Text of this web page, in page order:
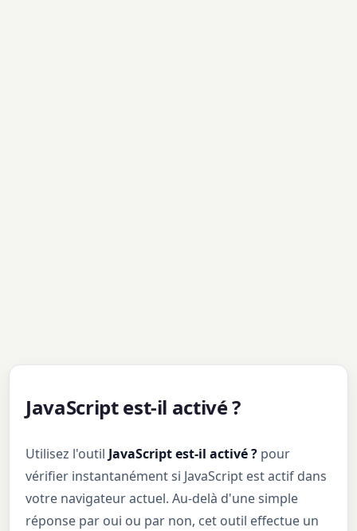
JavaScript est-il activé ?
Utilisez l'outil JavaScript est-il activé ? pour
vérifier instantanément si JavaScript est actif dans
votre navigateur actuel. Au-delà d'une simple
réponse par oui ou par non, cet outil effectue un